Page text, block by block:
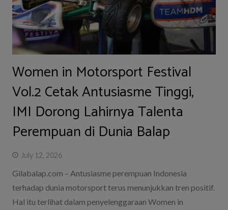
Women in Motorsport Festival
Vol.2 Cetak Antusiasme Tinggi,
IMI Dorong Lahirnya Talenta
Perempuan di Dunia Balap
July 12, 2026
Gilabalap.com – Antusiasme perempuan Indonesia
terhadap dunia motorsport terus menunjukkan tren positif.
Hal itu terlihat dalam penyelenggaraan Women in